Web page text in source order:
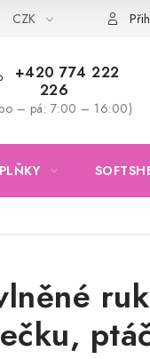
Obchodní podmínky
CZK
+420 774 222
226
– pá: 7:00 – 16:00)